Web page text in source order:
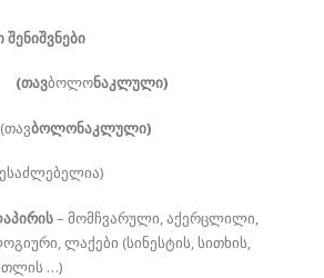
(თავბოლონაკლული)
(თავბოლონაკლული)
– მომჩვარული, აქერცლილი,
ლაქები (სინესტის, სითხის,
…)